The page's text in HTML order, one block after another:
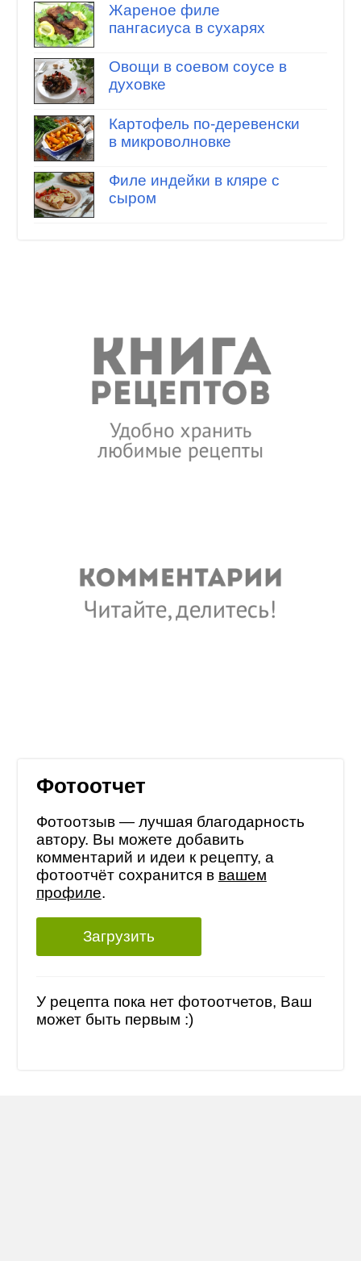
Жареное филе
пангасиуса в сухарях
Овощи в соевом соусе в
духовке
Картофель по-деревенски
в микроволновке
Филе индейки в кляре с
сыром
Фотоотчет
Фотоотзыв — лучшая благодарность
автору. Вы можете добавить
комментарий и идеи к рецепту, а
фотоотчёт сохранится в вашем
профиле.
Загрузить
У рецепта пока нет фотоотчетов, Ваш
может быть первым :)